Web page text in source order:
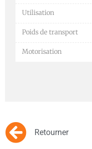
Utilisation
Poids de transport
Motorisation
Retourner